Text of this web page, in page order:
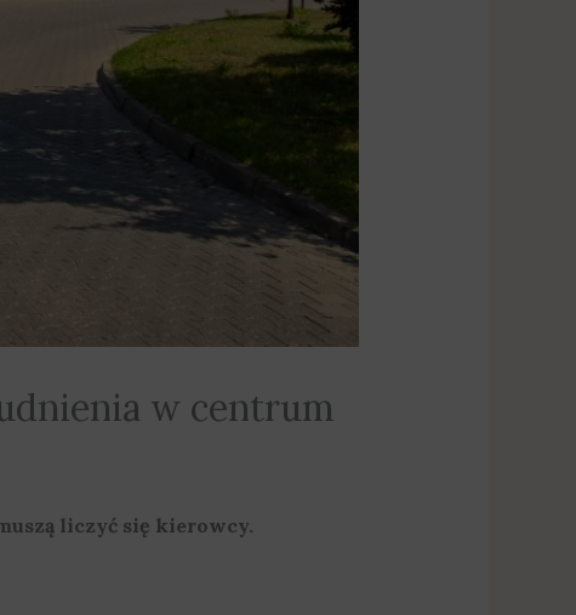
w centrum
liczyć się kierowcy.